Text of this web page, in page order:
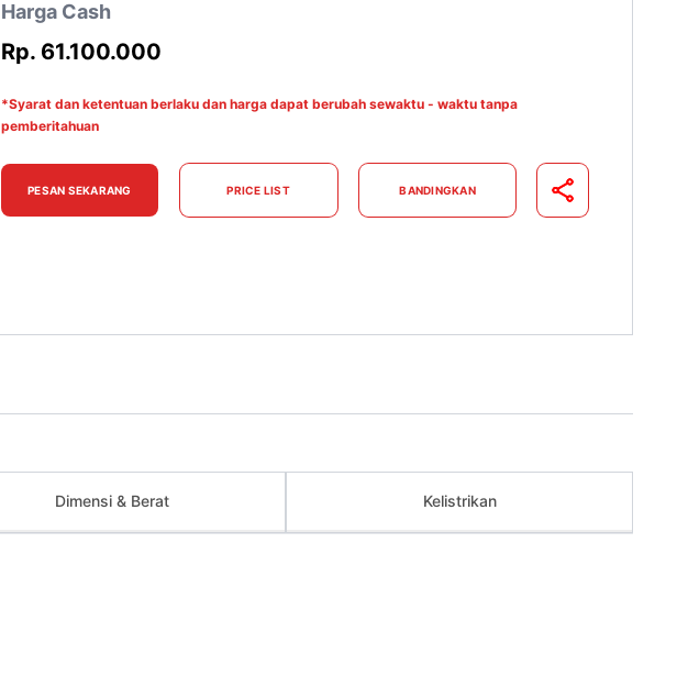
Harga Cash
Rp. 61.100.000
*Syarat dan ketentuan berlaku dan harga dapat berubah sewaktu - waktu tanpa
pemberitahuan
PESAN SEKARANG PRICE LIST BANDINGKAN
Dimensi & Berat Kelistrikan